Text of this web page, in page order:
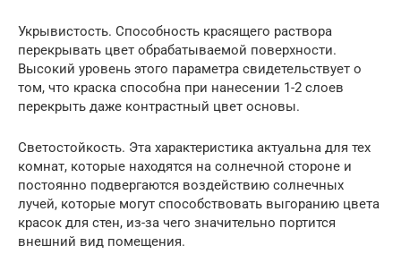
Укрывистость. Способность красящего раствора
перекрывать цвет обрабатываемой поверхности.
Высокий уровень этого параметра свидетельствует о
том, что краска способна при нанесении 1-2 слоев
перекрыть даже контрастный цвет основы.
Светостойкость. Эта характеристика актуальна для тех
комнат, которые находятся на солнечной стороне и
постоянно подвергаются воздействию солнечных
лучей, которые могут способствовать выгоранию цвета
красок для стен, из-за чего значительно портится
внешний вид помещения.